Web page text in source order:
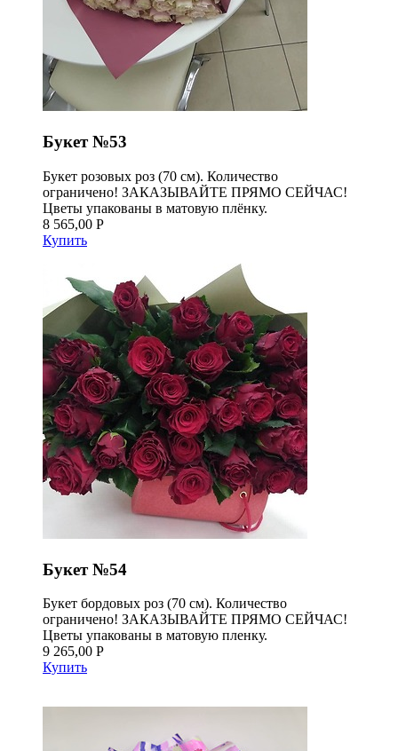
Букет №53
Букет розовых роз (70 см). Количество
ограничено! ЗАКАЗЫВАЙТЕ ПРЯМО СЕЙЧАС!
Цветы упакованы в матовую плёнку.
8 565,00 Р
Купить
Букет №54
Букет бордовых роз (70 см). Количество
ограничено! ЗАКАЗЫВАЙТЕ ПРЯМО СЕЙЧАС!
Цветы упакованы в матовую пленку.
9 265,00 Р
Купить